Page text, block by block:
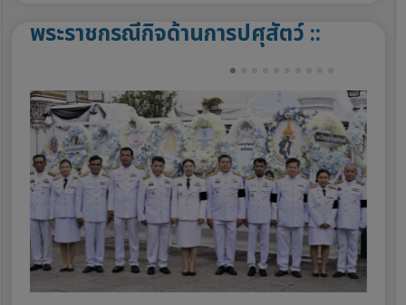
พระราชกรณีกิจด้านการปศุสัตว์ ::